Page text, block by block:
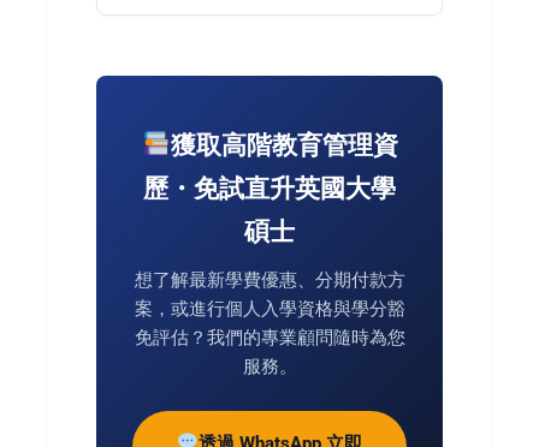
獲取高階教育管理資
歷・免試直升英國大學
碩士
想了解最新學費優惠、分期付款方
案，或進行個人入學資格與學分豁
免評估？我們的專業顧問隨時為您
服務。